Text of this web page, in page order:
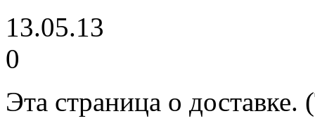
13.05.13
0
Эта страница о